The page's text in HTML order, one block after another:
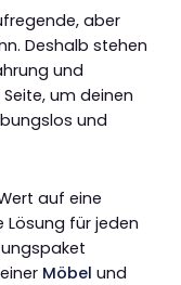
aber
Deshalb stehen
und
um deinen
und
auf eine
für jeden
Möbel und